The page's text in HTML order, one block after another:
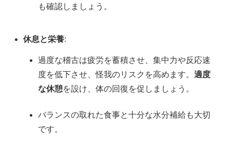
も確認しましょう。
休息と栄養:
過度な稽古は疲労を蓄積させ、集中力や反応速
度を低下させ、怪我のリスクを高めます。適度
な休憩を設け、体の回復を促しましょう。
バランスの取れた食事と十分な水分補給も大切
です。